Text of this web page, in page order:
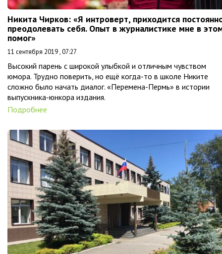
Никита Чирков: «Я интроверт, приходится
преодолевать себя. Опыт в журналистике мне в
помог»
11 сентября 2019 , 07:27
Высокий парень с широкой улыбкой и отличным чувством
юмора. Трудно поверить, но ещё когда-то в школе Никите
сложно было начать диалог. «Перемена-Пермь» в истории
выпускника-юнкора издания.
Подробнее